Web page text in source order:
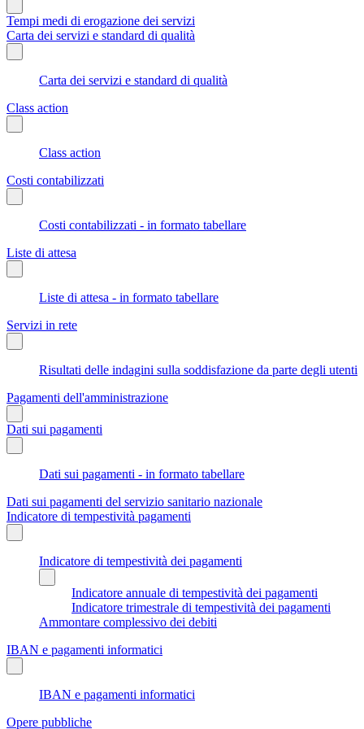
Tempi medi di erogazione dei servizi
Carta dei servizi e standard di qualità
Carta dei servizi e standard di qualità
Class action
Class action
Costi contabilizzati
Costi contabilizzati - in formato tabellare
Liste di attesa
Liste di attesa - in formato tabellare
Servizi in rete
Risultati delle indagini sulla soddisfazione da parte degli utenti
Pagamenti dell'amministrazione
Dati sui pagamenti
Dati sui pagamenti - in formato tabellare
Dati sui pagamenti del servizio sanitario nazionale
Indicatore di tempestività pagamenti
Indicatore di tempestività dei pagamenti
Indicatore annuale di tempestività dei pagamenti
Indicatore trimestrale di tempestività dei pagamenti
Ammontare complessivo dei debiti
IBAN e pagamenti informatici
IBAN e pagamenti informatici
Opere pubbliche